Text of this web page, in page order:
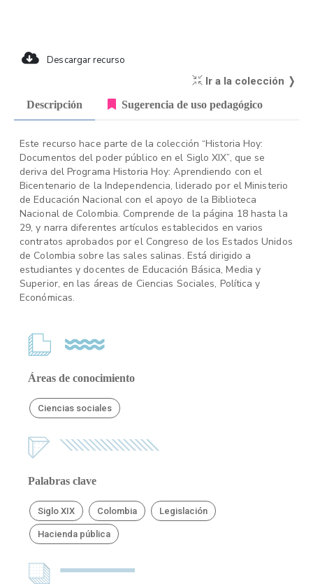
Descargar recurso
Ir a la colección ❭
Descripción Sugerencia de uso pedagógico
Este recurso hace parte de la colección “Historia Hoy:
Documentos del poder público en el Siglo XIX”, que se
deriva del Programa Historia Hoy: Aprendiendo con el
Bicentenario de la Independencia, liderado por el Ministerio
de Educación Nacional con el apoyo de la Biblioteca
Nacional de Colombia. Comprende de la página 18 hasta la
29, y narra diferentes artículos establecidos en varios
contratos aprobados por el Congreso de los Estados Unidos
de Colombia sobre las sales salinas. Está dirigido a
estudiantes y docentes de Educación Básica, Media y
Superior, en las áreas de Ciencias Sociales, Política y
Económicas.
Áreas de conocimiento
Ciencias sociales
Palabras clave
Siglo XIX Colombia Legislación
Hacienda pública